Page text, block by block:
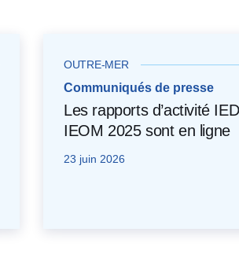
OUTRE-MER
Communiqués de presse
Les rapports d’activité
IEOM 2025 sont en ligne
23 juin 2026